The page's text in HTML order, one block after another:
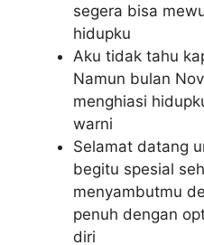
segera bisa
hidupku
Aku tidak tahu
Namun bulan
menghiasi
warni
Selamat datang
begitu spesial
menyambutmu
penuh dengan
diri